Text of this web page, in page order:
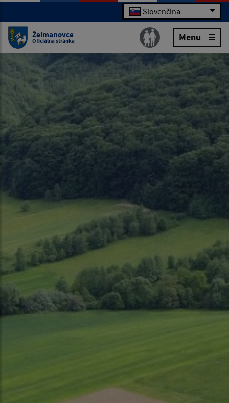
Slovenčina
Želmanovce
Oficiálna stránka Menu